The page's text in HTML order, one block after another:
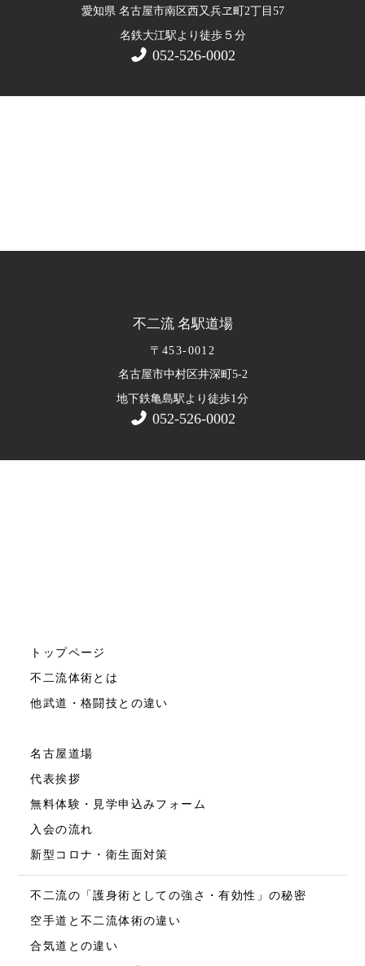
愛知県 名古屋市南区西又兵ヱ町2丁目57
名鉄大江駅より徒歩５ 分
052-526-0002
不二流 名駅道場
〒453-0012
名古屋市中村区井深町5-2
地下鉄亀島駅より徒歩1分
052-526-0002
トップページ
不二流体術とは
他武道・格闘技との違い
名古屋道場
代表挨拶
無料体験・見学申込みフォーム
入会の流れ
新型コロナ・衛生面対策
不二流の「護身術としての強さ・有効性」の秘密
空手道と不二流体術の違い
合気道との違い